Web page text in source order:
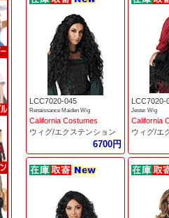
LCC7020-045
Renaissance Maiden Wig
California Costumes
ウィグ/エクステンション
6700円
LCC7020-
Jester Wig
California
ウィグ/エ